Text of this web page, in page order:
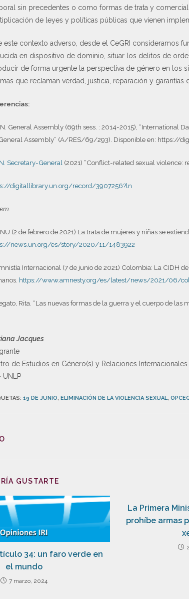
sin precedentes o como formas de trata y
de leyes y políticas públicas que vienen
este contexto adverso, desde el CeGRI consideramos
en dispositivo de dominio, situar los delitos de
de forma urgente la perspectiva de género en los
que reclaman verdad, justicia, reparación y
General Assembly (69th sess. : 2014-2015), “International
Assembly” (A/RES/69/293). Disponible en: https://
Secretary-General (2021) “Conflict-related sexual violence:
digitallibrary.un.org/record/3907256?ln
(2 de febrero de 2021) La trata de mujeres y niñas se
news.un.org/es/story/2020/11/1483922
Internacional (7 de junio de 2021) Colombia: La CIDH
https://www.amnesty.org/es/latest/news/2021/06/
Rita. “Las nuevas formas de la guerra y el cuerpo de las
Jacques
de Estudios en Género(s) y Relaciones Internacionales
UNLP
: 19 DE JUNIO, ELIMINACIÓN DE LA VIOLENCIA SEXUAL,
GUSTARTE
34: un faro verde en
el mundo
7 marzo, 2024
La Primera
prohíbe armas